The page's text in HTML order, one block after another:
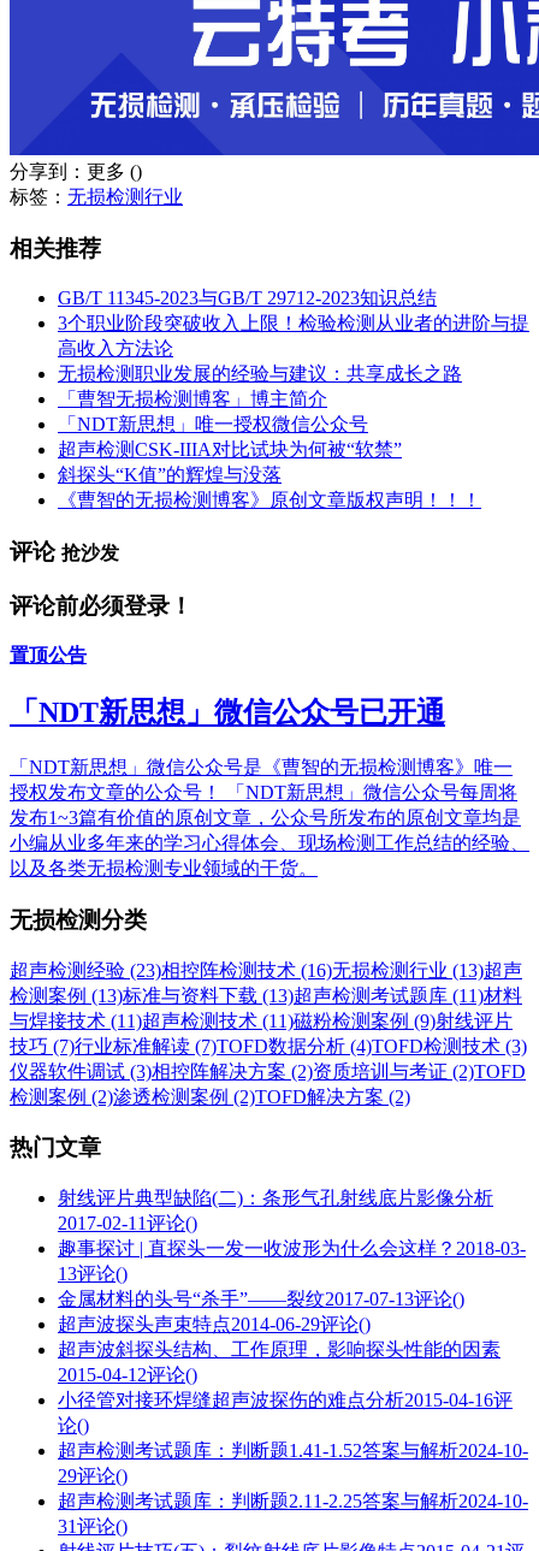
分享到： 更多 ()
标签： 无损检测行业
相关推荐
GB/T 11345-2023与GB/T 29712-2023知识总结
3个职业阶段突破收入上限！检验检测从业者的进阶与提
高收入方法论
无损检测职业发展的经验与建议：共享成长之路
「曹智无损检测博客」博主简介
「NDT新思想」唯一授权微信公众号
超声检测CSK-IIIA对比试块为何被“软禁”
斜探头“K值”的辉煌与没落
《曹智的无损检测博客》原创文章版权声明！！！
评论 抢沙发
评论前必须登录！
置顶公告
「NDT新思想」微信公众号已开通
「NDT新思想」微信公众号是《曹智的无损检测博客》唯一
授权发布文章的公众号！ 「NDT新思想」微信公众号每周将
发布1~3篇有价值的原创文章，公众号所发布的原创文章均是
小编从业多年来的学习心得体会、现场检测工作总结的经验、
以及各类无损检测专业领域的干货。
无损检测分类
超声检测经验 (23)相控阵检测技术 (16)无损检测行业 (13)超声
检测案例 (13)标准与资料下载 (13)超声检测考试题库 (11)材料
与焊接技术 (11)超声检测技术 (11)磁粉检测案例 (9)射线评片
技巧 (7)行业标准解读 (7)TOFD数据分析 (4)TOFD检测技术 (3)
仪器软件调试 (3)相控阵解决方案 (2)资质培训与考证 (2)TOFD
检测案例 (2)渗透检测案例 (2)TOFD解决方案 (2)
热门文章
射线评片典型缺陷(二)：条形气孔射线底片影像分析
2017-02-11评论()
趣事探讨 | 直探头一发一收波形为什么会这样？ 2018-03-
13评论()
金属材料的头号“杀手”——裂纹2017-07-13评论()
超声波探头声束特点2014-06-29评论()
超声波斜探头结构、工作原理，影响探头性能的因素
2015-04-12评论()
小径管对接环焊缝超声波探伤的难点分析2015-04-16评
论()
超声检测考试题库：判断题1.41-1.52答案与解析2024-10-
29评论()
超声检测考试题库：判断题2.11-2.25答案与解析2024-10-
31评论()